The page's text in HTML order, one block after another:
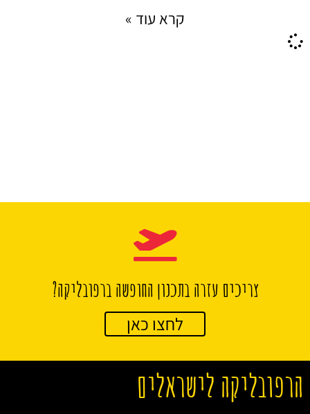
קרא עוד »
צריכים עזרה בתכנון החופשה ברפובליקה?
לחצו כאן
הרפובליקה לישראלים